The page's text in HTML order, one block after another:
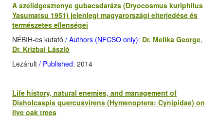
A szelídgesztenye gubacsdarázs (Dryocosmus kuriphilus
Yasumatsu 1951) jelenlegi magyarországi elterjedése és
természetes ellenségei
NÉBIH-es kutató / Authors (NFCSO only): Dr. Melika George,
Dr. Krizbai László
Lezárult / Published: 2014
Life history, natural enemies, and management of
Disholcaspis quercusvirens (Hymenoptera: Cynipidae) on
live oak trees